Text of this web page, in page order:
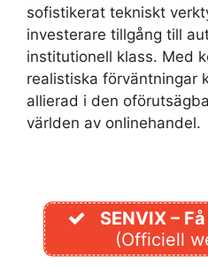
sofistikerat tekniskt
investerare tillgång till
institutionell klass. Med
realistiska förväntningar
allierad i den
världen av onlinehandel.
SENVIX –
(Officiell